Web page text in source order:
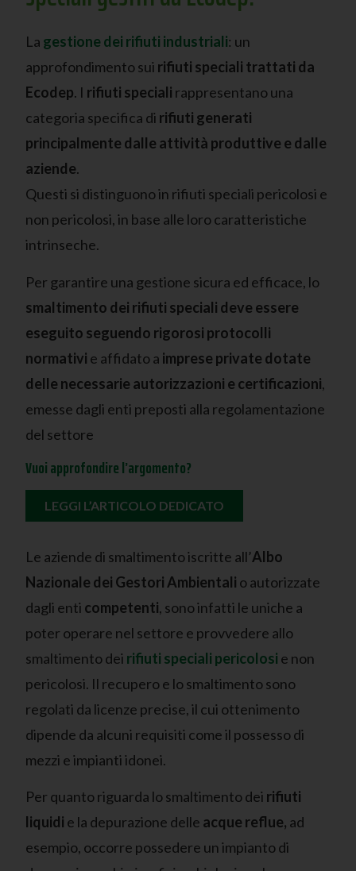
La gestione dei rifiuti industriali: un
approfondimento sui rifiuti speciali trattati da
Ecodep. I rifiuti speciali rappresentano una
categoria specifica di rifiuti generati
principalmente dalle attività produttive e dalle
aziende.
Questi si distinguono in rifiuti speciali pericolosi e
non pericolosi, in base alle loro caratteristiche
intrinseche.
Per garantire una gestione sicura ed efficace, lo
smaltimento dei rifiuti speciali deve essere
eseguito seguendo rigorosi protocolli
normativi e affidato a imprese private dotate
delle necessarie autorizzazioni e certificazioni,
emesse dagli enti preposti alla regolamentazione
del settore
Vuoi approfondire l’argomento?
LEGGI L’ARTICOLO DEDICATO
Le aziende di smaltimento iscritte all’Albo
Nazionale dei Gestori Ambientali o autorizzate
dagli enti competenti, sono infatti le uniche a
poter operare nel settore e provvedere allo
smaltimento dei rifiuti speciali pericolosi e non
pericolosi. Il recupero e lo smaltimento sono
regolati da licenze precise, il cui ottenimento
dipende da alcuni requisiti come il possesso di
mezzi e impianti idonei.
Per quanto riguarda lo smaltimento dei rifiuti
liquidi e la depurazione delle acque reflue, ad
esempio, occorre possedere un impianto di